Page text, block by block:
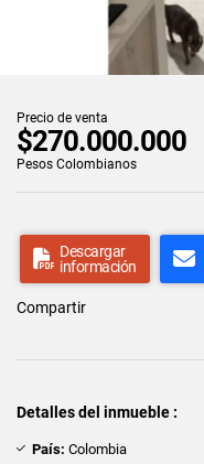
Precio de venta
$270.000.000
Pesos Colombianos
Descargar
información
Compartir
Detalles del inmueble :
País: Colombia